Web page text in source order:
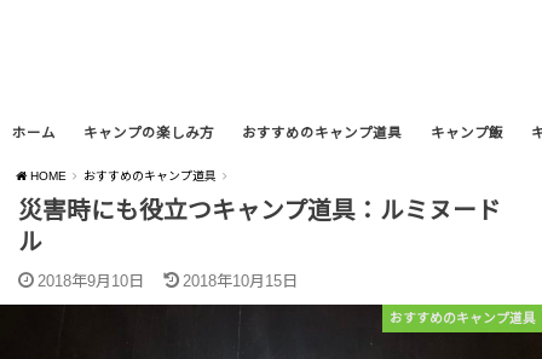
ホーム キャンプの楽しみ方 おすすめのキャンプ道具 キャンプ飯
HOME おすすめのキャンプ道具
災害時にも役立つキャンプ道具：ルミヌード
ル
2018年9月10日 2018年10月15日
おすすめのキャンプ道具